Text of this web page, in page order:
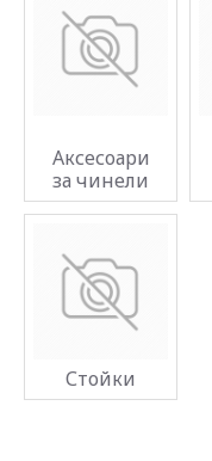
Аксесоари
за чинели
Стойки